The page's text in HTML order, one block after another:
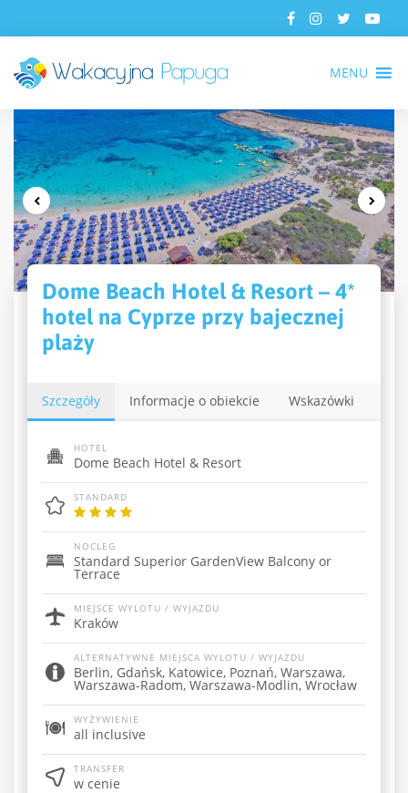
MENU
Dome Beach Hotel & Resort – 4*
hotel na Cyprze przy bajecznej
plaży
Szczegóły Informacje o obiekcie Wskazówki
HOTEL
Dome Beach Hotel & Resort
STANDARD
NOCLEG
Standard Superior GardenView Balcony or
Terrace
MIEJSCE WYLOTU / WYJAZDU
Kraków
ALTERNATYWNE MIEJSCA WYLOTU / WYJAZDU
Berlin, Gdańsk, Katowice, Poznań, Warszawa,
Warszawa-Radom, Warszawa-Modlin, Wrocław
WYŻYWIENIE
all inclusive
TRANSFER
w cenie